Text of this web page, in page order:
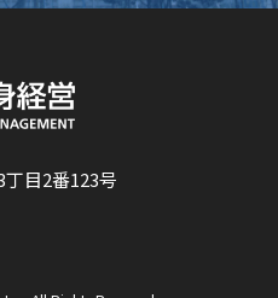
目2番123号